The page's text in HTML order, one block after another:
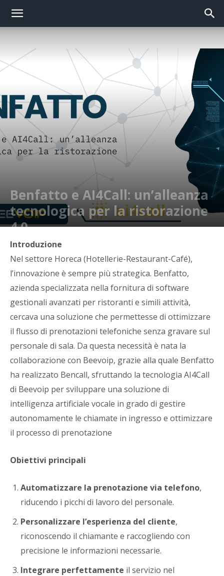
Benfatto e AI4Call: un’alleanza
tecnologica per la ristorazione
4.0
Di Christian Noto
Introduzione
Nel settore Horeca (Hotellerie-Restaurant-Café),
l’innovazione è sempre più strategica. Benfatto,
azienda specializzata nella fornitura di software
gestionali avanzati per ristoranti e simili attività,
cercava una soluzione che permettesse di ottimizzare
il flusso di prenotazioni telefoniche senza gravare sul
personale di sala. Da questa necessità è nata la
collaborazione con Beevoip, grazie alla quale Benfatto
ha realizzato Bencall, sfruttando la tecnologia AI4Call
di Beevoip per sviluppare una soluzione di
intelligenza artificiale vocale in grado di gestire
autonomamente le chiamate in ingresso e ottimizzare
il processo di prenotazione
Obiettivi principali
Automatizzare la prenotazione via telefono,
riducendo i picchi di lavoro del personale.
Personalizzare l’esperienza del cliente,
riconoscendo il chiamante e raccogliendo con
precisione le informazioni necessarie.
Integrare perfettamente il servizio nel